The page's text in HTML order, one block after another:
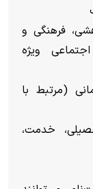
پژوهشی، فرهنگی و
ویژه
(مرتبط با
خدمت،